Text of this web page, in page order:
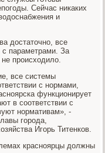
Сейчас никаких
и
достаточно, все
с параметрами. За
происходило.
все системы
с нормами,
функционирует
в соответствии с
нормативам», -
города,
Игорь Титенков.
красноярцы должны